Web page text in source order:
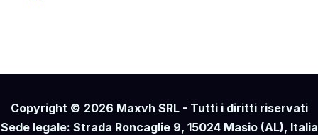
Copyright © 2026 Maxvh SRL - Tutti i diritti riservati
Sede legale: Strada Roncaglie 9, 15024 Masio (AL), Italia